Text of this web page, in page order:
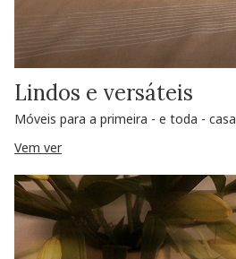
Lindos e versáteis
Móveis para a primeira - e toda - casa
Vem ver